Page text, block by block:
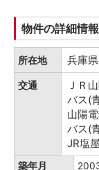
物件の詳細情報
所在地 兵庫
交通
ＪＲ
バス(
山陽
バス(
JR塩
築年月